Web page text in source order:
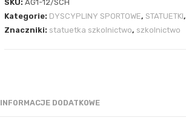
SKU: AG1-12/SCH
Kategorie: DYSCYPLINY SPORTOWE, STATUETKI,
Znaczniki: statuetka szkolnictwo, szkolnictwo
INFORMACJE DODATKOWE